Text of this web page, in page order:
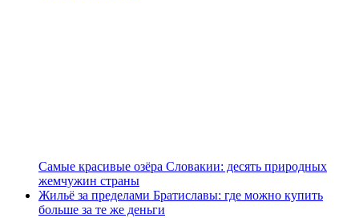
Самые красивые озёра Словакии: десять природных
жемчужин страны
Жильё за пределами Братиславы: где можно купить
больше за те же деньги